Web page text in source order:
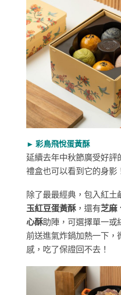
► 彩鳥飛悅蛋黃酥
延續去年中秋節廣受好評
禮盒也可以看到它的身影
除了最最經典，包入紅土
玉紅豆蛋黃酥，還有芝麻
心酥助陣，可選擇單一或
前送進氣炸鍋加熱一下，
感，吃了保證回不去！